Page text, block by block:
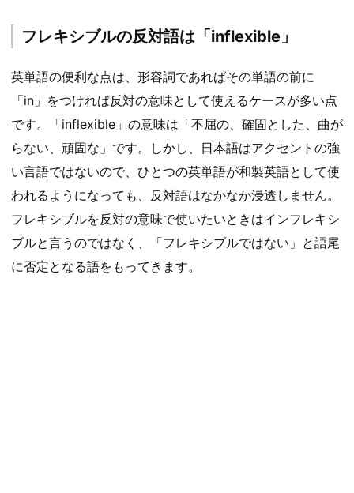
フレキシブルの反対語は「inflexible」
英単語の便利な点は、形容詞であればその単語の前に
「in」をつければ反対の意味として使えるケースが多い点
です。「inflexible」の意味は「不屈の、確固とした、曲が
らない、頑固な」です。しかし、日本語はアクセントの強
い言語ではないので、ひとつの英単語が和製英語として使
われるようになっても、反対語はなかなか浸透しません。
フレキシブルを反対の意味で使いたいときはインフレキシ
ブルと言うのではなく、「フレキシブルではない」と語尾
に否定となる語をもってきます。